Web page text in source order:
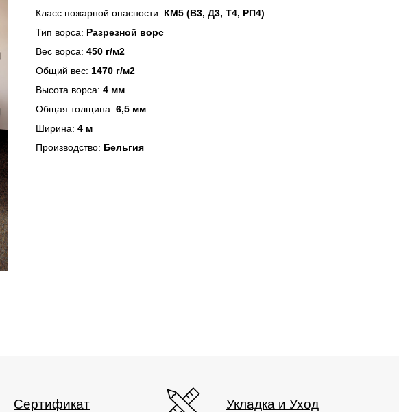
Класс пожарной опасности: КМ5 (В3, Д3, Т4, РП4)
Тип ворса: Разрезной ворс
Вес ворса: 450 г/м2
Общий вес: 1470 г/м2
Высота ворса: 4 мм
Общая толщина: 6,5 мм
Ширина: 4 м
Производство: Бельгия
Сертификат Укладка и Уход